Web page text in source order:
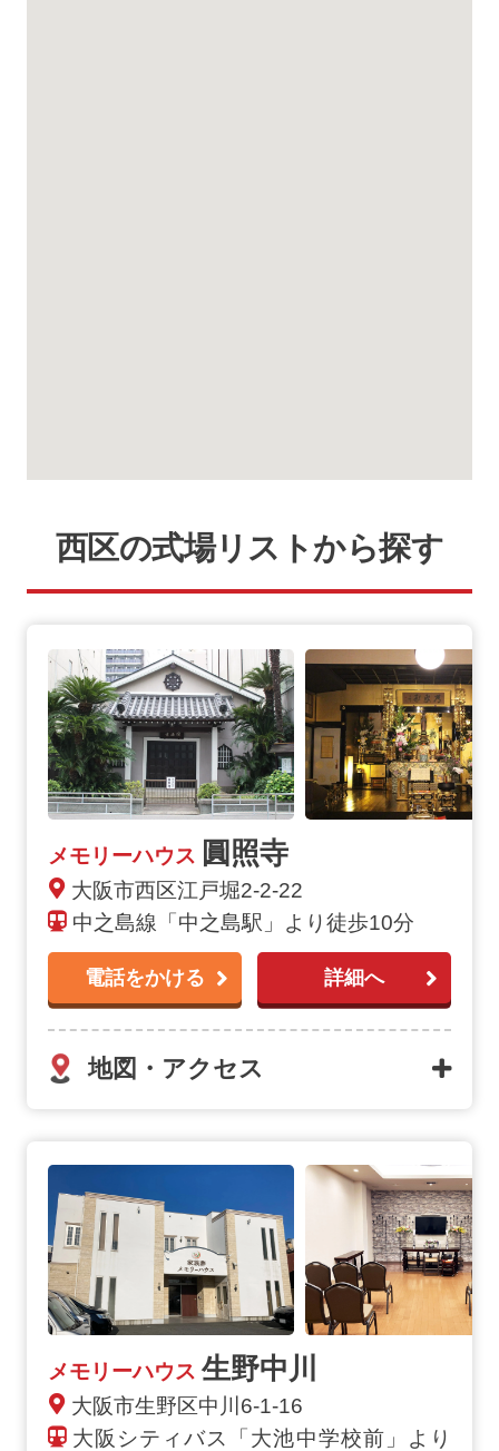
西区の式場リストから探す
メモリーハウス 圓照寺
大阪市西区江戸堀2-2-22
中之島線「中之島駅」より徒歩10分
電話をかける 詳細へ
地図・アクセス
メモリーハウス 生野中川
大阪市生野区中川6-1-16
大阪シティバス「大池中学校前」より